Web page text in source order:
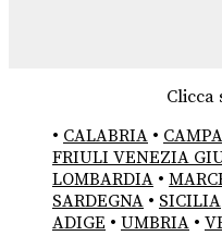
Clicca
• CALABRIA •
FRIULI VENEZIA
LOMBARDIA •
SARDEGNA • SICILIA
ADIGE • UMBRIA •